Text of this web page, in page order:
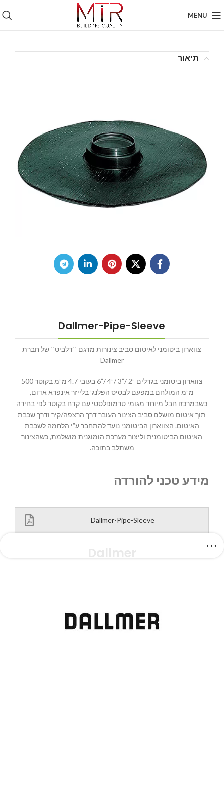
MENU
תיאור
Dallmer-Pipe-Sleeve
צווארון ביטומני לאיטום סביב צינורות מדגם ``דלביט`` של חברת
Dallmer
צווארון ביטומני בגדלים ”2 /”3 /”4 /”6 בעובי 4.7 מ”מ בקוטר 500
מ”מ המולחם במפעם לבסיס הפלנג’ בלייזר אינפרא אדום,
כשבמרכזו חבל מיוחד מגומי טרמופלסטי עם קדח בקוטר לפי בחירה
תוך איטום מושלם סביב הצינור העובר דרך הרצפה/קיר ודרך שכבת
האיטום. הצווארון הביטומני נועד להתחבר ע”י הלחמה לשכבת
האיטום הביטומנית וליצור מערכת הומוגנית מושלמת, כשהצינור
משתלב בתוכה.
מידע טכני להורדה
Dallmer-Pipe-Sleeve